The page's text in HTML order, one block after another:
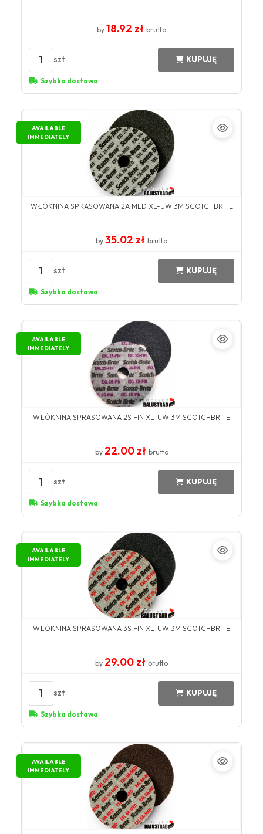
by 18.92 zł brutto
1 szt KUPUJĘ
Szybka dostawa
AVAILABLE
IMMEDIATELY
WŁÓKNINA SPRASOWANA 2A MED XL-UW 3M SCOTCHBRITE
by 35.02 zł brutto
1 szt KUPUJĘ
Szybka dostawa
AVAILABLE
IMMEDIATELY
WŁÓKNINA SPRASOWANA 2S FIN XL-UW 3M SCOTCHBRITE
by 22.00 zł brutto
1 szt KUPUJĘ
Szybka dostawa
AVAILABLE
IMMEDIATELY
WŁÓKNINA SPRASOWANA 3S FIN XL-UW 3M SCOTCHBRITE
by 29.00 zł brutto
1 szt KUPUJĘ
Szybka dostawa
AVAILABLE
IMMEDIATELY